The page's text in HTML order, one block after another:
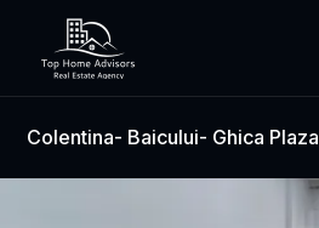
Colentina- Baicului- Ghica Plaza